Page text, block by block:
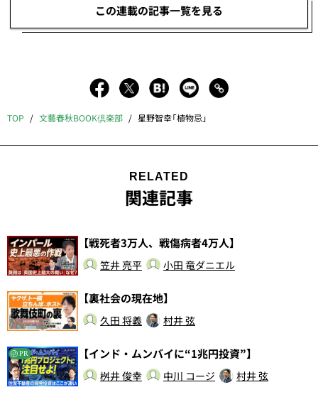
この連載の記事一覧を見る
TOP 文藝春秋BOOK倶楽部 星野智幸「植物忌」
RELATED
関連記事
【戦死者3万人、戦傷病者4万人】
笠井 亮平 小田 竜ダニエル
【裏社会の現在地】
久田 将義 村井 弦
PR 【インド・ムンバイに“1兆円投資”】
桝井 俊幸 中川 コージ 村井 弦